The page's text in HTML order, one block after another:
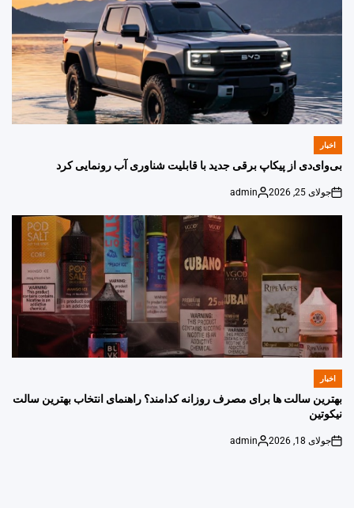
POSTED
اخبار
بی‌وای‌دی از پیکاپ برقی جدید با قابلیت شناوری آب رونمایی کرد
on
جولای 25, 2026
Posted
admin
POSTED
اخبار
بهترین سالت ها برای مصرف روزانه کدامند؟ راهنمای انتخاب بهترین سالت
نیکوتین
on
جولای 18, 2026
Posted
admin